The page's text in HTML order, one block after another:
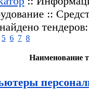
::
5 6 7 8
Наименование